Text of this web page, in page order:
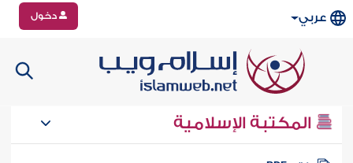
عربي دخول
المكتبة الإسلامية